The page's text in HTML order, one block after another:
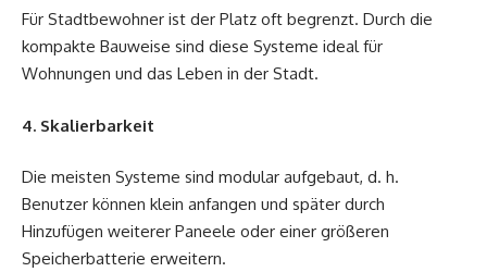
Für Stadtbewohner ist der Platz oft begrenzt. Durch die
kompakte Bauweise sind diese Systeme ideal für
Wohnungen und das Leben in der Stadt.
4. Skalierbarkeit
Die meisten Systeme sind modular aufgebaut, d. h.
Benutzer können klein anfangen und später durch
Hinzufügen weiterer Paneele oder einer größeren
Speicherbatterie erweitern.